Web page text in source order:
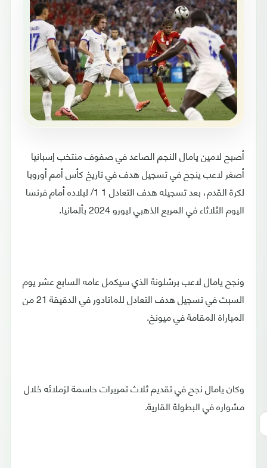
أصبح لامين يامال النجم الصاعد في صفوف منتخب إسبانيا
أصغر لاعب ينجح في تسجيل هدف في تاريخ كأس أمم أوروبا
لكرة القدم، بعد تسجيله هدف التعادل 1 1/ لبلاده أمام فرنسا
اليوم الثلاثاء في المربع الذهبي ليورو 2024 بألمانيا.
ونجح يامال لاعب برشلونة الذي سيكمل عامه السابع عشر يوم
السبت في تسجيل هدف التعادل للماتادور في الدقيقة 21 من
المباراة المقامة في ميونخ.
وكان يامال نجح في تقديم ثلاث تمريرات حاسمة لزملائه خلال
مشواره في البطولة القارية.